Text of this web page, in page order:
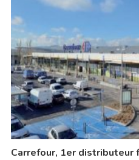
Carrefour, 1er distributeur